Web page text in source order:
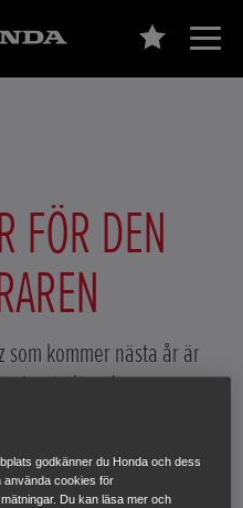
FÖR DEN
som kommer nästa år är
utrustad med samma
en del andra unika
godkänner du Honda och dess
använda cookies för
Du kan läsa mer och